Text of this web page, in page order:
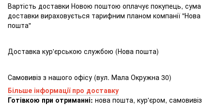
Вартість доставки Новою поштою оплачує покупець, сума
доставки вираховується тарифним планом компанії "Нова
пошта"
Доставка кур'єрською службою (Нова пошта)
Самовивіз з нашого офісу (вул. Мала Окружна 30)
Більше інформації про доставку
Готівкою при отриманні: нова пошта, кур'єром, самовивіз